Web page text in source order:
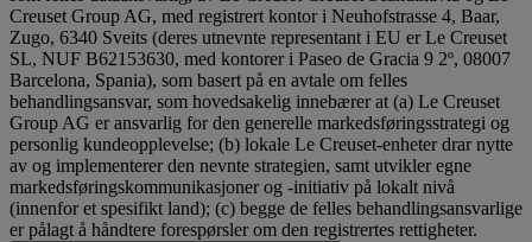
Creuset Group AG, med registrert kontor i Neuhofstrasse 4, Baar,
Zugo, 6340 Sveits (deres utnevnte representant i EU er Le Creuset
SL, NUF B62153630, med kontorer i Paseo de Gracia 9 2º, 08007
Barcelona, Spania), som basert på en avtale om felles
behandlingsansvar, som hovedsakelig innebærer at (a) Le Creuset
Group AG er ansvarlig for den generelle markedsføringsstrategi og
personlig kundeopplevelse; (b) lokale Le Creuset-enheter drar nytte
av og implementerer den nevnte strategien, samt utvikler egne
markedsføringskommunikasjoner og -initiativ på lokalt nivå
(innenfor et spesifikt land); (c) begge de felles behandlingsansvarlige
er pålagt å håndtere forespørsler om den registrertes rettigheter.